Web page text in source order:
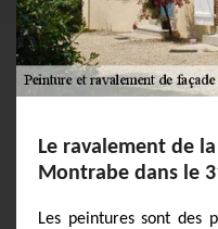
Le ravalement de
Montrabe dans le
Les peintures sont des